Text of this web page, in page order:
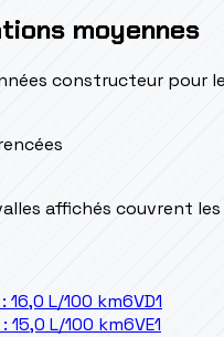
moyennes
constructeur pour
affichés couvrent
16,0 L/100 km6VD1
15,0 L/100 km6VE1